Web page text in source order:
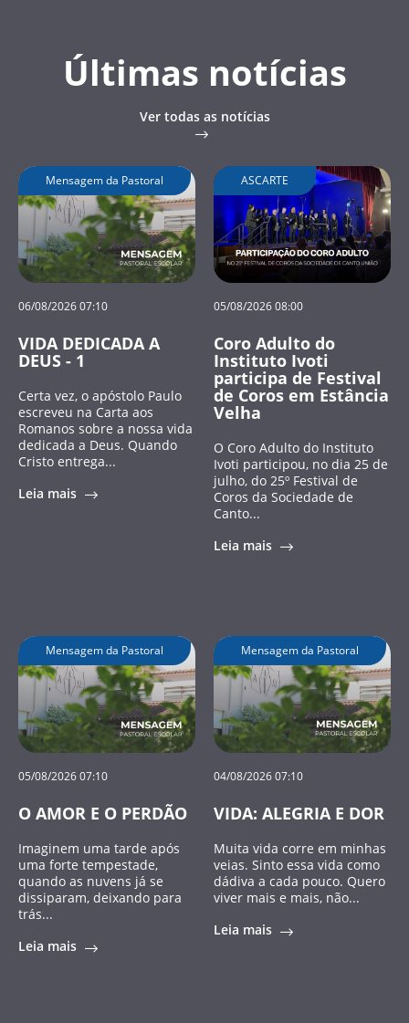
Últimas notícias
Ver todas as notícias
Mensagem da Pastoral
06/08/2026 07:10
VIDA DEDICADA A
DEUS - 1
Certa vez, o apóstolo Paulo
escreveu na Carta aos
Romanos sobre a nossa vida
dedicada a Deus. Quando
Cristo entrega...
Leia mais
ASCARTE
05/08/2026 08:00
Coro Adulto do
Instituto Ivoti
participa de Festival
de Coros em Estância
Velha
O Coro Adulto do Instituto
Ivoti participou, no dia 25 de
julho, do 25º Festival de
Coros da Sociedade de
Canto...
Leia mais
Mensagem da Pastoral
05/08/2026 07:10
O AMOR E O PERDÃO
Imaginem uma tarde após
uma forte tempestade,
quando as nuvens já se
dissiparam, deixando para
trás...
Leia mais
Mensagem da Pastoral
04/08/2026 07:10
VIDA: ALEGRIA E DOR
Muita vida corre em minhas
veias. Sinto essa vida como
dádiva a cada pouco. Quero
viver mais e mais, não...
Leia mais